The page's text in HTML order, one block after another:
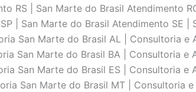
RS | San Marte do Brasil Atendimento
| San Marte do Brasil Atendimento SE
San Marte do Brasil AL | Consultoria
San Marte do Brasil BA | Consultoria
San Marte do Brasil ES | Consultoria
San Marte do Brasil MT | Consultoria